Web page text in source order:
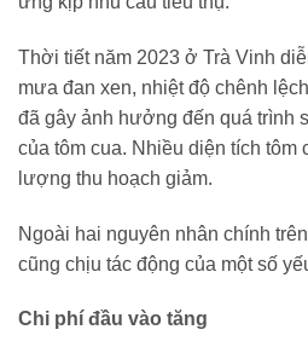
Thời tiết năm 2023 ở Trà Vinh
mưa đan xen, nhiệt độ chênh
đã gây ảnh hưởng đến quá trình
của tôm cua. Nhiều diện tích tôm
lượng thu hoạch giảm.
Ngoài hai nguyên nhân chính
cũng chịu tác động của một số
Chi phí đầu vào tăng